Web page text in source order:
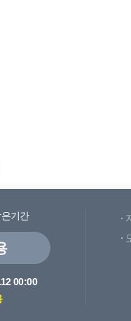
기간
00:00